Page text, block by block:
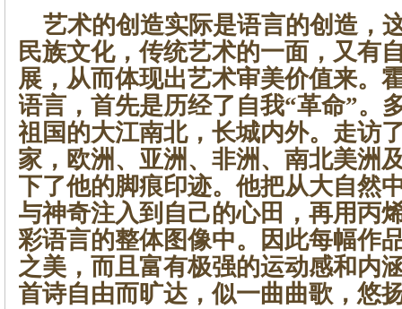
艺术的创造实际是语言的创造，
民族文化，传统艺术的一面，又有
展，从而体现出艺术审美价值来。
语言，首先是历经了自我“革命”。
祖国的大江南北，长城内外。走访
家，欧洲、亚洲、非洲、南北美洲
下了他的脚痕印迹。他把从大自然
与神奇注入到自己的心田，再用丙
彩语言的整体图像中。因此每幅作
之美，而且富有极强的运动感和内
首诗自由而旷达，似一曲曲歌，悠